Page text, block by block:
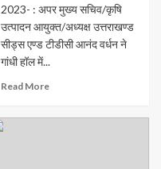
2023- : अपर मुख्य सचिव/कृषि
उत्पादन आयुक्त/अध्यक्ष उत्तराखण्ड
सीड्स एण्ड टीडीसी आनंद वर्धन ने
गांधी हॉल में...
Read More